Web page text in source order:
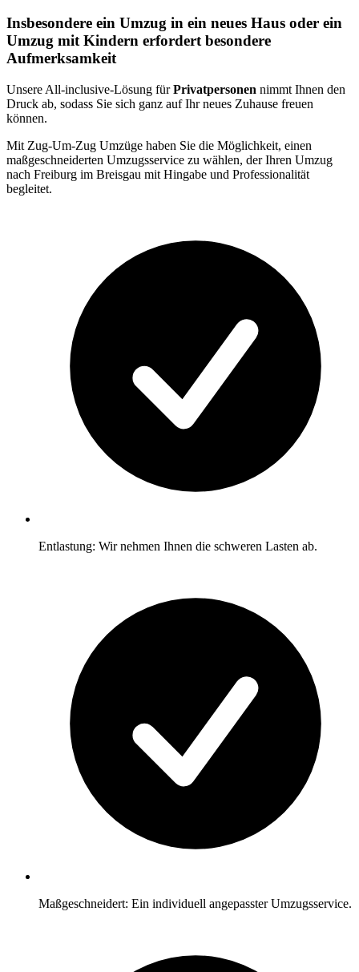
Insbesondere ein Umzug in ein neues Haus oder ein
Umzug mit Kindern erfordert besondere
Aufmerksamkeit
Unsere All-inclusive-Lösung fürPrivatpersonen nimmt Ihnen den
Druck ab, sodass Sie sich ganz auf Ihr neues Zuhause freuen
können.
Mit Zug-Um-Zug Umzüge haben Sie die Möglichkeit, einen
maßgeschneiderten Umzugsservice zu wählen, der Ihren Umzug
nach Freiburg im Breisgau mit Hingabe und Professionalität
begleitet.
Entlastung: Wir nehmen Ihnen die schweren Lasten ab.
Maßgeschneidert: Ein individuell angepasster Umzugsservice.